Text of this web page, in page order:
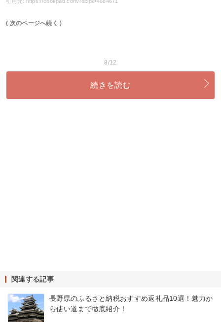
( 次のページへ続く )
8/12
続きを読む
関連する記事
長野県のふるさと納税おすすめ返礼品10選！魅力か
ら使い道まで徹底紹介！